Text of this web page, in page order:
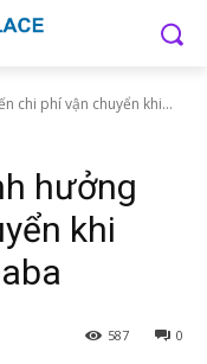
chi phí vận chuyển khi...
hưởng
khi
0
587